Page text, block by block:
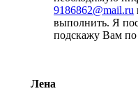
9186862@mail.ru
выполнить. Я
подскажу Вам
Лена